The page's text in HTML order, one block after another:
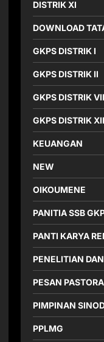
DISTRIK XI
DOWNLOAD
GKPS DISTRIK I
GKPS DISTRIK II
GKPS DISTRIK
GKPS DISTRIK XII
KEUANGAN
NEW
OIKOUMENE
PANITIA SSB
PANTI KARYA
PENELITIAN
PESAN
PIMPINAN
PPLMG